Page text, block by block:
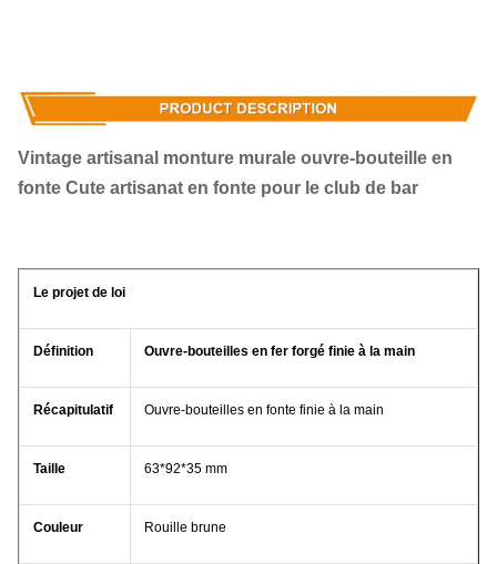
Vintage artisanal monture murale ouvre-bouteille en
fonte Cute artisanat en fonte pour le club de bar
Le projet de loi
Définition Ouvre-bouteilles en fer forgé finie à la main
Récapitulatif Ouvre-bouteilles en fonte finie à la main
Taille 63*92*35 mm
Couleur Rouille brune